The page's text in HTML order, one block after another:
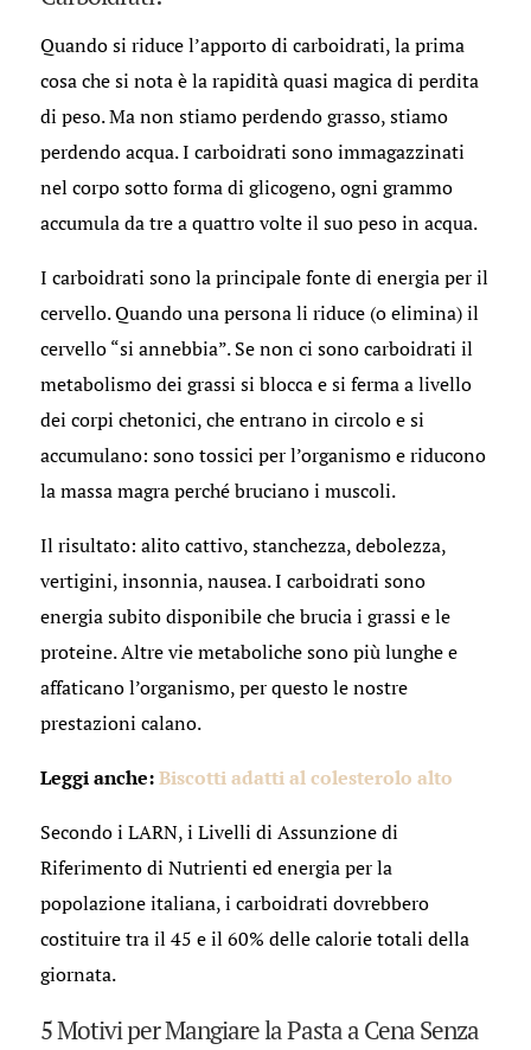
Quando si riduce l’apporto di carboidrati, la prima
cosa che si nota è la rapidità quasi magica di perdita
di peso. Ma non stiamo perdendo grasso, stiamo
perdendo acqua. I carboidrati sono immagazzinati
nel corpo sotto forma di glicogeno, ogni grammo
accumula da tre a quattro volte il suo peso in acqua.
I carboidrati sono la principale fonte di energia per il
cervello. Quando una persona li riduce (o elimina) il
cervello “si annebbia”. Se non ci sono carboidrati il
metabolismo dei grassi si blocca e si ferma a livello
dei corpi chetonici, che entrano in circolo e si
accumulano: sono tossici per l’organismo e riducono
la massa magra perché bruciano i muscoli.
Il risultato: alito cattivo, stanchezza, debolezza,
vertigini, insonnia, nausea. I carboidrati sono
energia subito disponibile che brucia i grassi e le
proteine. Altre vie metaboliche sono più lunghe e
affaticano l’organismo, per questo le nostre
prestazioni calano.
Leggi anche:Biscotti adatti al colesterolo alto
Secondo i LARN, i Livelli di Assunzione di
Riferimento di Nutrienti ed energia per la
popolazione italiana, i carboidrati dovrebbero
costituire tra il 45 e il 60% delle calorie totali della
giornata.
5 Motivi per Mangiare la Pasta a Cena Senza